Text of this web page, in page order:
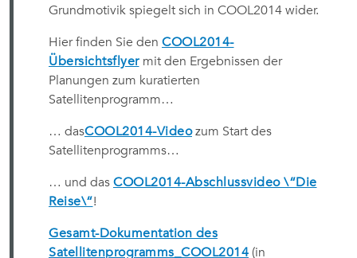
Grundmotivik spiegelt sich in COOL2014 wider.
Hier finden Sie den COOL2014-
Übersichtsflyermit den Ergebnissen der
Planungen zum kuratierten
Satellitenprogramm…
… dasCOOL2014-Videozum Start des
Satellitenprogramms…
… und das COOL2014-Abschlussvideo \“Die
Reise\“!
Gesamt-Dokumentation des
Satellitenprogramms_COOL2014 (in